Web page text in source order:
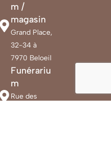
m /
magasin
Grand Place,
32-34 à
7970 Beloeil
Funérariu
m
Rue des